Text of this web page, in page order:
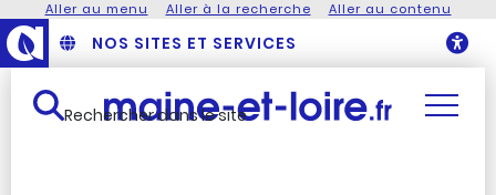
Aller au menu Aller à la recherche Aller au contenu
NOS SITES ET SERVICES
Rechercher dans le site